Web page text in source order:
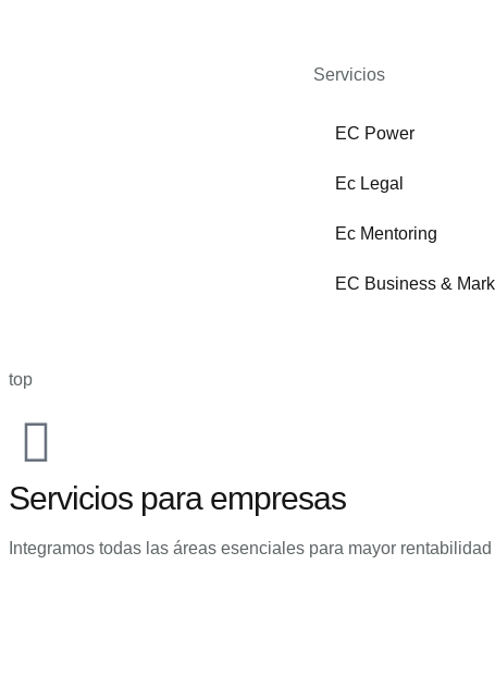
Servicios
EC Power
Ec Legal
Ec Mentoring
EC Business &
top
Servicios para empresas
Integramos todas las áreas esenciales para mayor